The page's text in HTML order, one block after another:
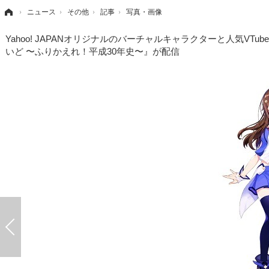
› ニュース › その他 › 記事 › 写真・画像
Yahoo! JAPANオリジナルのバーチャルキャラクターと人気
いど 〜ふりかえれ！平成30年史〜』が配信